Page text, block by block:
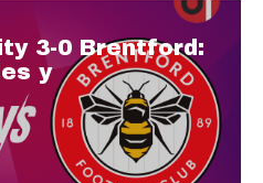
3-0 Brentford:
y